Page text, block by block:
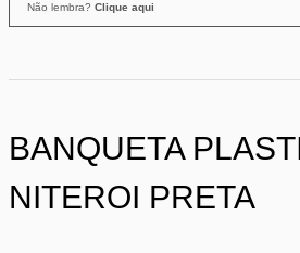
Não lembra? Clique aqui
BANQUETA
NITEROI PRETA